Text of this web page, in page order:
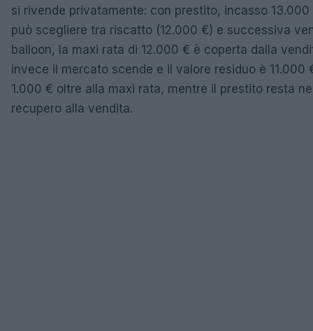
si rivende privatamente: con prestito, incasso
può scegliere tra riscatto (12.000 €) e successiva
balloon, la maxi rata di 12.000 € è coperta dalla
invece il mercato scende e il valore residuo è
1.000 € oltre alla maxi rata, mentre il prestito resta
recupero alla vendita.